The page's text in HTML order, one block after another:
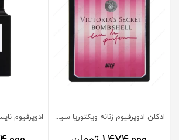
ادکلن ادوپرفیوم زنانه ویکتوریا سیکرت بمب شل نایس